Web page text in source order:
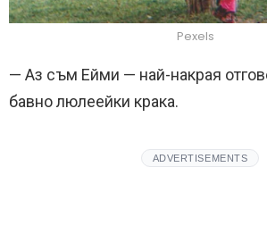
Pexels
— Аз съм Ейми — най-накрая
бавно люлеейки крака.
ADVERTISEMENTS